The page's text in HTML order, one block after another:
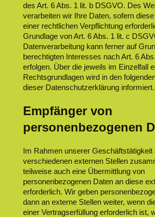
des Art. 6 Abs. 1 lit. b DSGVO. Des
verarbeiten wir Ihre Daten, sofern
einer rechtlichen Verpflichtung
Grundlage von Art. 6 Abs. 1 lit. c
Datenverarbeitung kann ferner auf
berechtigten Interesses nach Art. 6
erfolgen. Über die jeweils im Einzelfall
Rechtsgrundlagen wird in den
dieser Datenschutzerklärung informiert.
Empfänger von
personenbezogenen
Im Rahmen unserer Geschäftstätigkeit
verschiedenen externen Stellen
teilweise auch eine Übermittlung von
personenbezogenen Daten an diese
erforderlich. Wir geben
dann an externe Stellen weiter, wenn
einer Vertragserfüllung erforderlich ist,